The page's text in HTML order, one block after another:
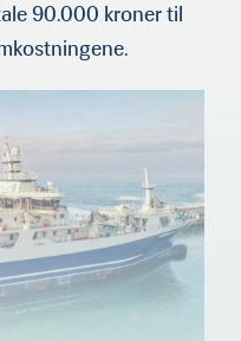
90.000 kroner til